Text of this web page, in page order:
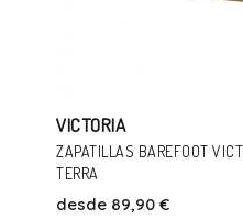
VICTORIA
ZAPATOS DEPORTIVOS
ANTRACITA METAL
desde 89,90 €